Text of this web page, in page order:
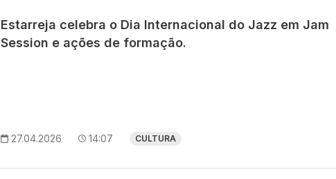
Estarreja celebra o Dia Internacional do Jazz em Jam
Session e ações de formação.
27.04.2026 14:07 CULTURA